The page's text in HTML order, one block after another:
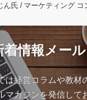
ん氏 / マーケティング コ
着情報メール
は経営コラムや教材
マガジンを発信して